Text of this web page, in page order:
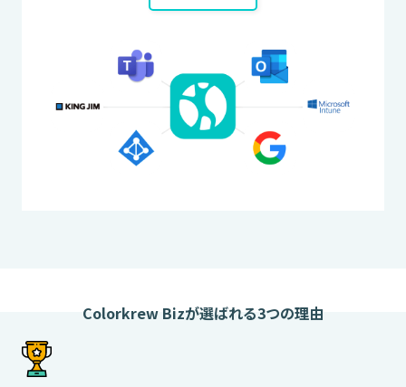
Colorkrew Bizが選ばれる3つの理由